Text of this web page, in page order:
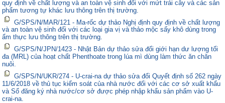
quy định về chất lượng và an toàn vệ sinh đối với mứt trái cây và các sản
phẩm tương tự khác lưu thông trên thị trường.
G/SPS/N/MAR/121 - Ma-rốc dự thảo Nghị định quy định về chất lượng
và an toàn vệ sinh đối với các loại gia vị và thảo mộc sấy khô dùng trong
ẩm thực lưu thông trên thị trường.
G/SPS/N/JPN/1423 - Nhật Bản dự thảo sửa đổi giới hạn dư lượng tối
đa (MRL) của hoạt chất Phenthoate trong lúa mì dùng làm thức ăn chăn
nuôi.
G/SPS/N/UKR/274 - U-crai-na dự thảo sửa đổi Quyết định số 262 ngày
11/6/2018 về thủ tục kiểm soát của nhà nước đối với các cơ sở xuất khẩu
và Sổ đăng ký nhà nước/cơ sở được phép nhập khẩu sản phẩm vào U-
crai-na.